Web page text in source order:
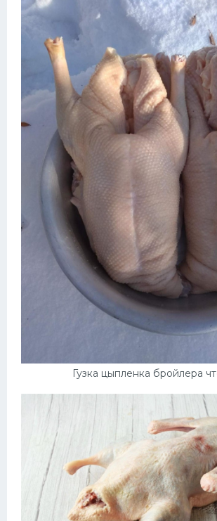
Гузка цыпленка бройлера
Выпечка
Десерт
Напитки
Дизайн комнаты